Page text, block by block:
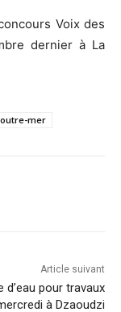
Voix des
dernier à La
mer
Article suivant
d’eau pour travaux
à Dzaoudzi